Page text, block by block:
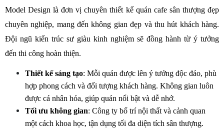
Model Design là đơn vị chuyên thiết kế quán cafe sân thượng đẹp
chuyên nghiệp, mang đến không gian đẹp và thu hút khách hàng.
Đội ngũ kiến trúc sư giàu kinh nghiệm sẽ đồng hành từ ý tưởng
đến thi công hoàn thiện.
Thiết kế sáng tạo: Mỗi quán được lên ý tưởng độc đáo, phù
hợp phong cách và đối tượng khách hàng. Không gian luôn
được cá nhân hóa, giúp quán nổi bật và dễ nhớ.
Tối ưu không gian: Công ty bố trí nội thất và cảnh quan
một cách khoa học, tận dụng tối đa diện tích sân thượng.